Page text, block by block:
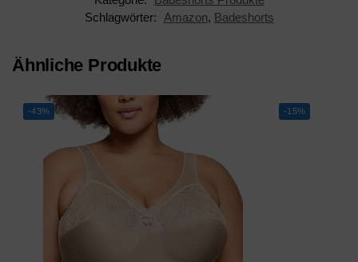
Schlagwörter:
Amazon, Badeshorts
Ähnliche Produkte
-43% -15%